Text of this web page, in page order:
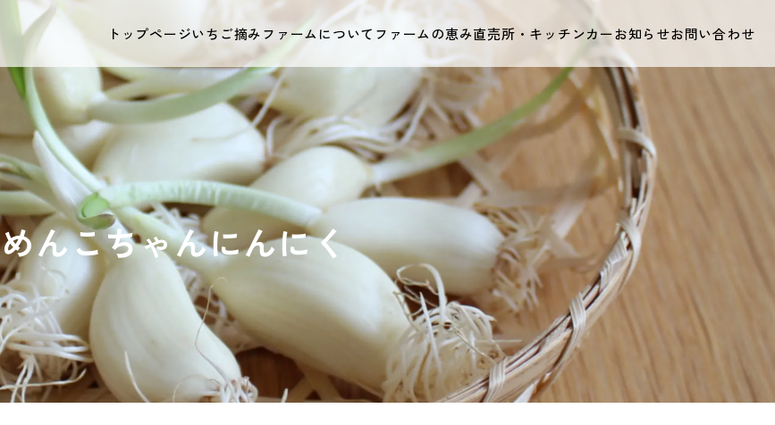
トップページいちご摘みファームについて ファームの恵み直売所・キッチンカーお知らせお問い合わせ
めんこちゃんにんにく